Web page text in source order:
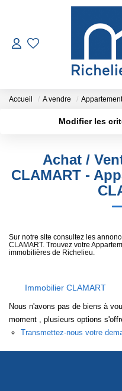
Accueil A vendre Appartement
Modifier les
Sélectionnez...
Type de bienAchat /
CLAMART -
Sur notre site consultez les
CLAMART. Trouvez votre
immobilières de Richelieu.
Immobilier CLAMART
Nous n'avons pas de biens à
moment , plusieurs options
Transmettez-nous votre